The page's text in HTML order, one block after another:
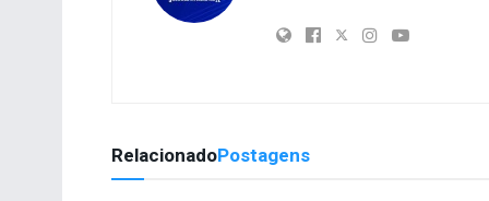
RelacionadoPostagens